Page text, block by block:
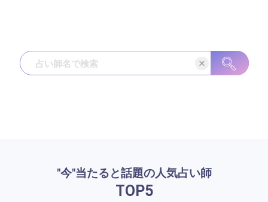
"今"当たると話題の人気占い師
TOP5